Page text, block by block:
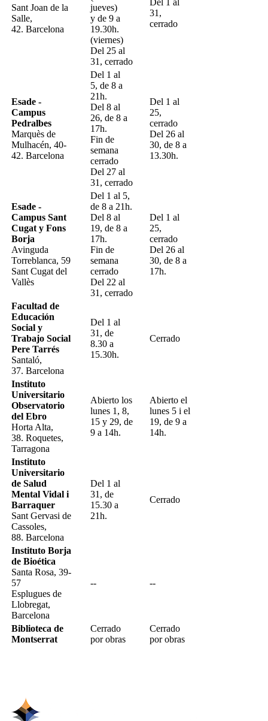
Sant Joan de la
Salle,
42. Barcelona
jueves)
y de 9 a
19.30h.
(viernes)
Del 25 al
31, cerrado
31,
cerrado
Esade -
Campus
Pedralbes
Marquès de
Mulhacén, 40-
42. Barcelona
Del 1 al
5, de 8 a
21h.
Del 8 al
26, de 8 a
17h.
Fin de
semana
cerrado
Del 27 al
31, cerrado
Del 1 al
25,
cerrado
Del 26 al
30, de 8 a
13.30h.
Esade -
Campus Sant
Cugat y Fons
Borja
Avinguda
Torreblanca, 59
Sant Cugat del
Vallès
Del 1 al 5,
de 8 a 21h.
Del 8 al
19, de 8 a
17h.
Fin de
semana
cerrado
Del 22 al
31, cerrado
Del 1 al
25,
cerrado
Del 26 al
30, de 8 a
17h.
Facultad de
Educación
Social y
Trabajo Social
Pere Tarrés
Santaló,
37. Barcelona
Del 1 al
31, de
8.30 a
15.30h.
Cerrado
Instituto
Universitario
Observatorio
del Ebro
Horta Alta,
38. Roquetes,
Tarragona
Abierto los
lunes 1, 8,
15 y 29, de
9 a 14h.
Abierto el
lunes 5 i el
19, de 9 a
14h.
Instituto
Universitario
de Salud
Mental Vidal i
Barraquer
Sant Gervasi de
Cassoles,
88. Barcelona
Del 1 al
31, de
15.30 a
21h.
Cerrado
Instituto Borja
de Bioética
Santa Rosa, 39-
57
Esplugues de
Llobregat,
Barcelona
-- --
Biblioteca de
Montserrat
Cerrado
por obras
Cerrado
por obras